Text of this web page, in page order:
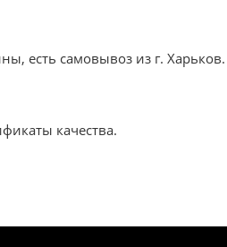
есть самовывоз из г. Харьков.
качества.